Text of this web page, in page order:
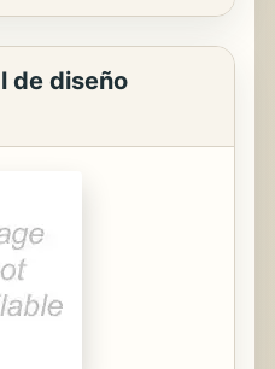
de diseño